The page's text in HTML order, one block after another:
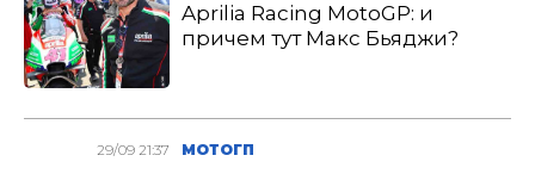
Aprilia Racing MotoGP: и
причем тут Макс Бьяджи?
29/09 21:37 МОТОГП